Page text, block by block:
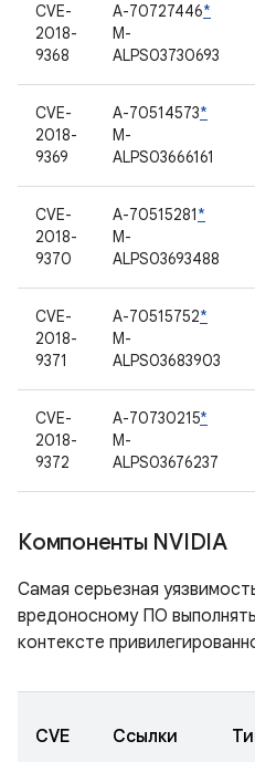
CVE-
2018-
9368
A-70727446*
M-
ALPS03730693
CVE-
2018-
9369
A-70514573*
M-
ALPS03666161
CVE-
2018-
9370
A-70515281*
M-
ALPS03693488
CVE-
2018-
9371
A-70515752*
M-
ALPS03683903
CVE-
2018-
9372
A-70730215*
M-
ALPS03676237
Компоненты NVIDIA
Самая серьезная
вредоносному ПО
контексте
CVE Ссылки